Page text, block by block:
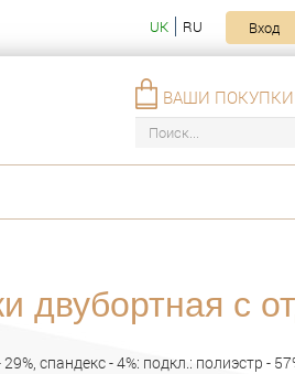
UK RU Вход
ВАШИ ПОКУПКИ
двубортная с
спандекс - 4%: подкл.: полиэстр -